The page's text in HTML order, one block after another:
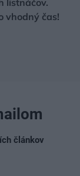
vhodný čas!
článkov